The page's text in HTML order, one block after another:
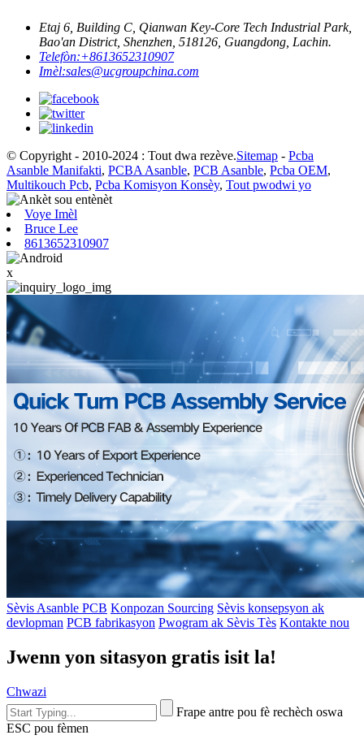
Etaj 6, Building C, Qianwan Key-Core Tech Industrial Park,
Bao'an District, Shenzhen, 518126, Guangdong, Lachin.
Telefòn:+8613652310907
Imèl:sales@ucgroupchina.com
© Copyright - 2010-2024 : Tout dwa rezève.Sitemap - Pcba
Asanble Manifakti, PCBA Asanble, PCB Asanble, Pcba OEM,
Multikouch Pcb, Pcba Komisyon Konsèy, Tout pwodwi yo
Voye Imèl
Bruce Lee
8613652310907
x
Sèvis Asanble PCB Konpozan Sourcing Sèvis konsepsyon ak
devlopman PCB fabrikasyon Pwogram ak Sèvis Tès Kontakte nou
Jwenn yon sitasyon gratis isit la!
Chwazi
Frape antre pou fè rechèch oswa
ESC pou fèmen